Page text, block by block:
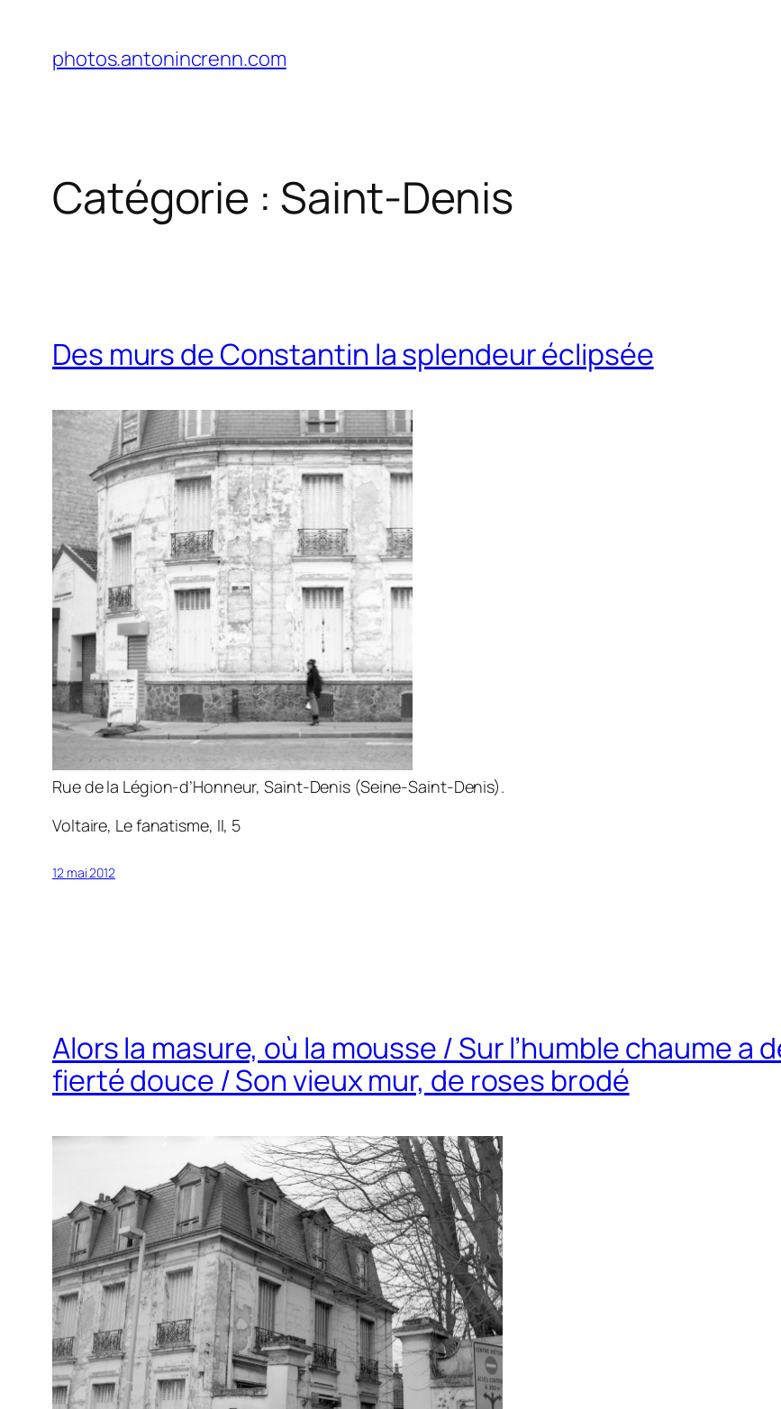
contenu
photos.antonincrenn.com
Catégorie : Saint-Denis
Des murs de Constantin la splendeur éclipsée
Rue de la Légion-d’Honneur, Saint-Denis (Seine-Saint-Denis).
Voltaire, Le fanatisme, II, 5
12 mai 2012
Alors la masure, où la mousse / Sur l’humble chaume a
fierté douce / Son vieux mur, de roses brodé